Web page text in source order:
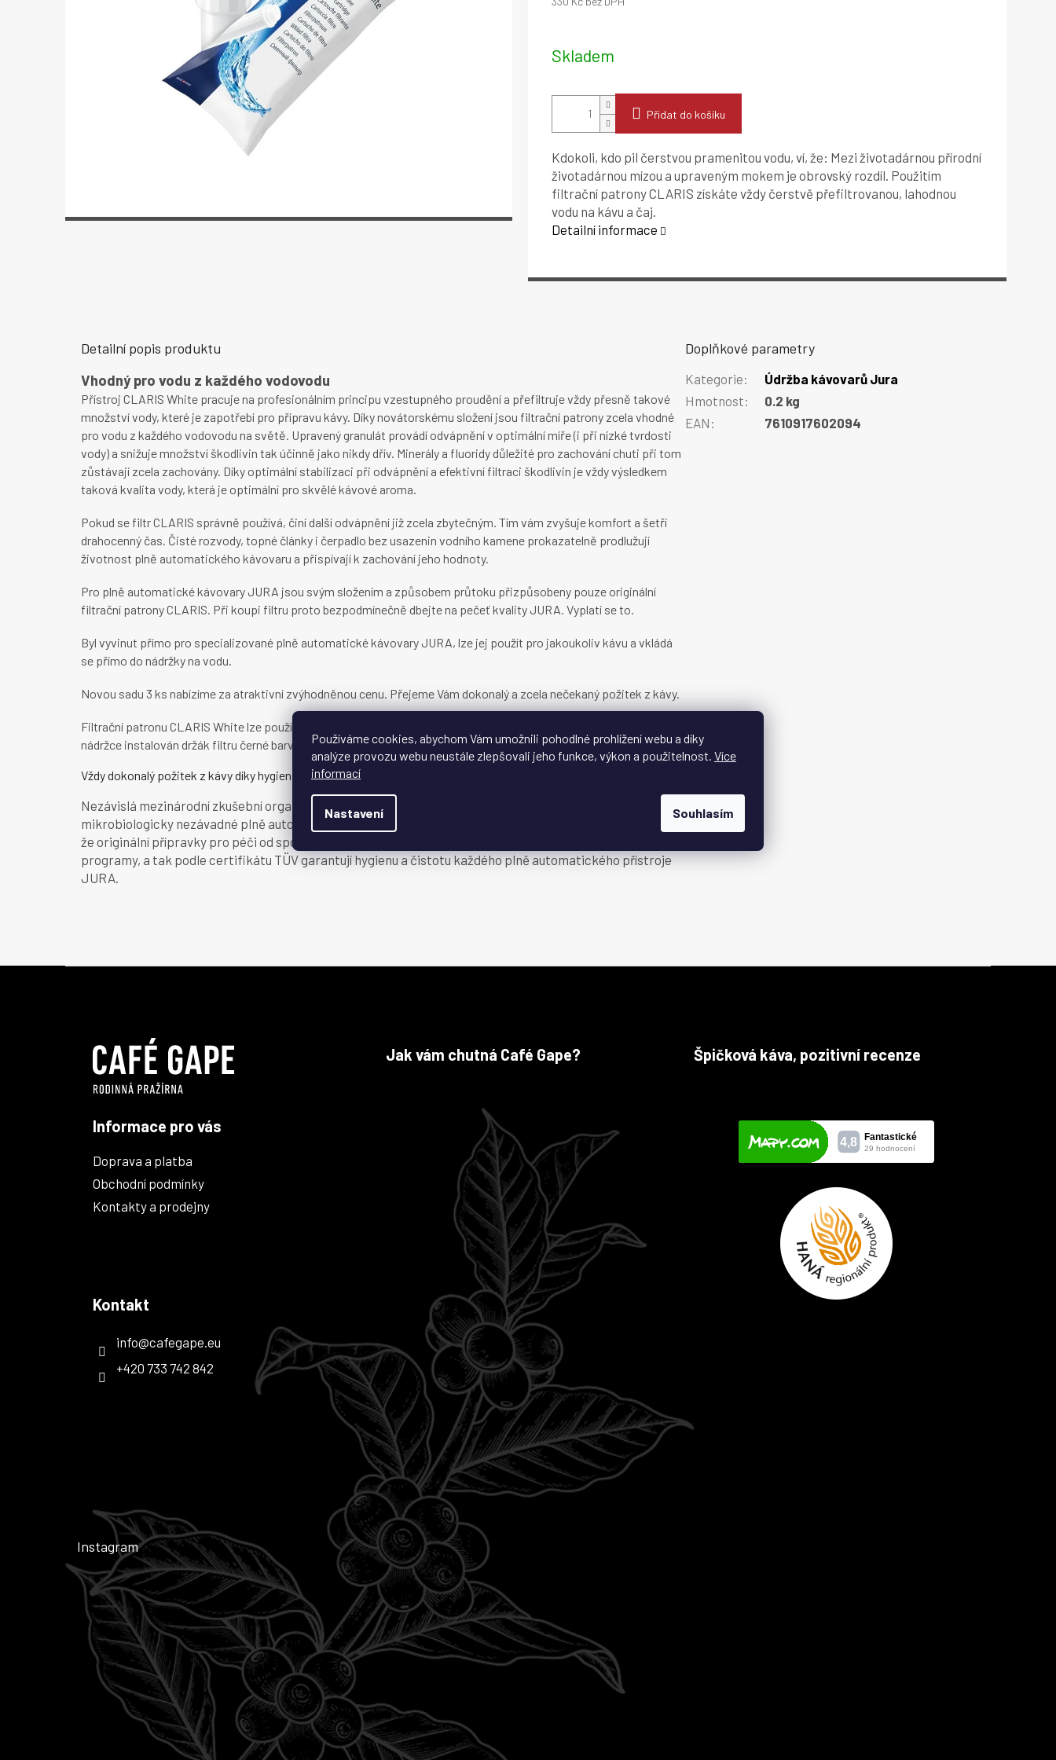
Používáme cookies, abychom Vám umožnili pohodlné prohlížení webu a díky
analýze provozu webu neustále zlepšovali jeho funkce, výkon a použitelnost. Více
informací
Nastavení Souhlasím
Skladem
Přidat do košíku
Kdokoli, kdo pil čerstvou pramenitou vodu, ví, že: Mezi životadárnou přírodní
životadárnou mízou a upraveným mokem je obrovský rozdíl. Použitím
filtrační patrony CLARIS získáte vždy čerstvě přefiltrovanou, lahodnou
vodu na kávu a čaj.
Detailní informace
Detailní popis produktu
Vhodný pro vodu z každého vodovodu
Přístroj CLARIS White pracuje na profesionálním principu vzestupného proudění a přefiltruje vždy přesně takové
množství vody, které je zapotřebí pro přípravu kávy. Díky novátorskému složení jsou filtrační patrony zcela vhodné
pro vodu z každého vodovodu na světě. Upravený granulát provádí odvápnění v optimální míře (i při nízké tvrdosti
vody) a snižuje množství škodlivin tak účinně jako nikdy dřív. Minerály a fluoridy důležité pro zachování chuti při tom
zůstávají zcela zachovány. Díky optimální stabilizaci při odvápnění a efektivní filtraci škodlivin je vždy výsledkem
taková kvalita vody, která je optimální pro skvělé kávové aroma.
Pokud se filtr CLARIS správně používá, činí další odvápnění již zcela zbytečným. Tím vám zvyšuje komfort a šetří
drahocenný čas. Čisté rozvody, topné články i čerpadlo bez usazenin vodního kamene prokazatelně prodlužují
životnost plně automatického kávovaru a přispívají k zachování jeho hodnoty.
Pro plně automatické kávovary JURA jsou svým složením a způsobem průtoku přizpůsobeny pouze originální
filtrační patrony CLARIS. Při koupi filtru proto bezpodmínečně dbejte na pečeť kvality JURA. Vyplatí se to.
Byl vyvinut přímo pro specializované plně automatické kávovary JURA, lze jej použít pro jakoukoliv kávu a vkládá
se přímo do nádržky na vodu.
Novou sadu 3 ks nabízíme za atraktivní zvýhodněnou cenu. Přejeme Vám dokonalý a zcela nečekaný požitek z kávy.
Filtrační patronu CLARIS White lze používat ve všech plně automatických kávovarech JURA, v nichž je ve vodní
nádržce instalován držák filtru černé barvy.
Vždy dokonalý požitek z kávy díky hygieně s certifikací TÜV
Nezávislá mezinárodní zkušební organizace TÜV Rheinland udělila společnosti JURA certifikát pro
mikrobiologicky nezávadné plně automatické přístroje, vydaný podle nejpřísnějších kritérií. To znamená,
že originální přípravky pro péči od společnosti JURA jsou přesně vyladěné pro elektronicky řízené
programy, a tak podle certifikátu TÜV garantují hygienu a čistotu každého plně automatického přístroje
JURA.
Doplňkové parametry
Kategorie:
Údržba kávovarů Jura
Hmotnost:
0.2 kg
EAN : 7610917602094
Informace pro vás
Doprava a platba
Obchodní podmínky
Kontakty a prodejny
Kontakt
info@cafegape.eu
+420 733 742 842
Jak vám chutná Café Gape? Špičková káva, pozitivní recenze
Instagram